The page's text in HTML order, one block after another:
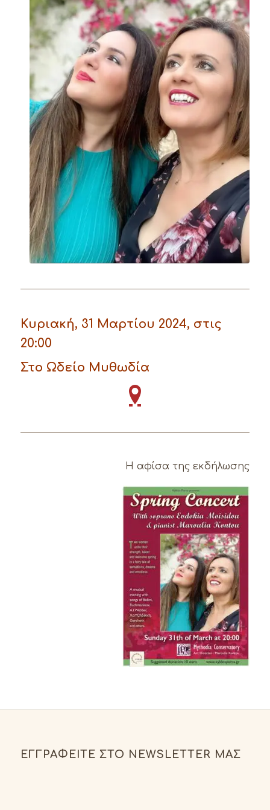
Κυριακή, 31 Μαρτίου 2024, στις
20:00
Στο Ωδείο Μυθωδία
Η αφίσα της εκδήλωσης
ΕΓΓΡΑΦΕΊΤΕ ΣΤΟ NEWSLETTER ΜΑΣ